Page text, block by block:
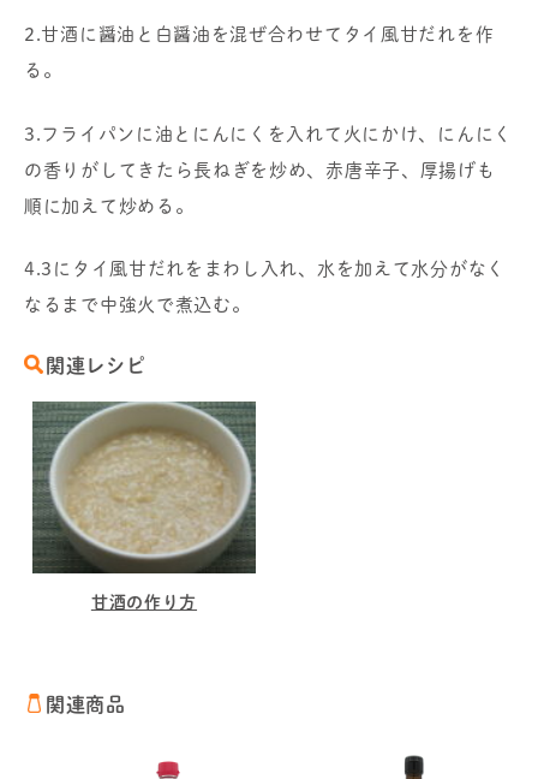
2.甘酒に醤油と白醤油を混ぜ合わせてタイ風甘だれを作
る。
3.フライパンに油とにんにくを入れて火にかけ、にんにく
の香りがしてきたら長ねぎを炒め、赤唐辛子、厚揚げも
順に加えて炒める。
4.3にタイ風甘だれをまわし入れ、水を加えて水分がなく
なるまで中強火で煮込む。
関連レシピ
甘酒の作り方
関連商品